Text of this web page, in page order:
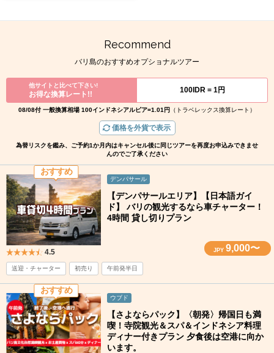
Recommend
バリ島のおすすめオプショナルツアー
他サイトと比べて下さい!
お得な換算レート!! 100IDR = 1円
08/08付 一般換算相場 100インドネシアルピア=1.01円 （トラベレックス換算レート）
価格を外貨で表示
為替リスクを鑑み、ご予約1か月内はキャンセル後に同じツアーを再度お申込みできませ
んのでご了承ください
おすすめ
4.5
デンパサール
【デンパサールエリア】【日本語ガイ
ド】 バリの観光するなら車チャーター！
4時間 貸し切りプラン
JPY 9,000〜
送迎・チャーター 初売り 午前発半日
おすすめ
ウブド
【さよならパック】〈朝発〉帰国日も満
喫！寺院観光＆スパ＆インドネシア料理
ディナー付きプラン 夕食後は空港に向か
います。